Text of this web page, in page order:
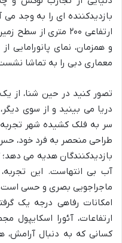
بازدیدکننده ای را به وجد
ارتفاعی ۲۰۰ متری
و همزمان، نمای پانورامایی
معماری دبی را به تماشا
تصور کنید در حین شنا، از
دریا می بینید و از سوی
سر به فلک کشیده شهر تجربه
طراحی منحصر به فرد خود،
بازدیدکنندگان هدیه می
آب بی انتهاست. این
ماجراجویی بصری و حسی است
امکانات رفاهی درجه یک
ارتفاعات، آئورا اسکایپول
کسانی که به دنبال آرامش،